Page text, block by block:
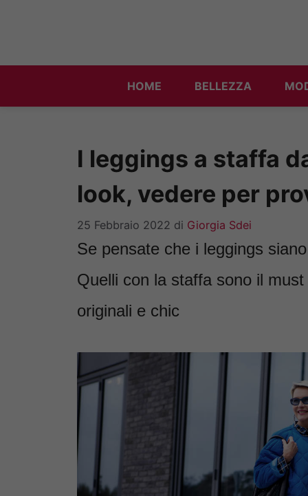
HOME BELLEZZA
I leggings a staffa
look, vedere per
25 Febbraio 2022 di Giorgia Sdei
Se pensate che i leggings
Quelli con la staffa sono il
originali e chic